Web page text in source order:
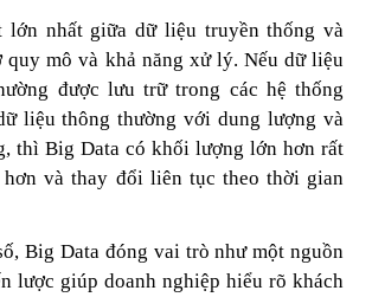
lớn nhất giữa dữ liệu truyền thống và
quy mô và khả năng xử lý. Nếu dữ liệu
được lưu trữ trong các hệ thống
liệu thông thường với dung lượng và
thì Big Data có khối lượng lớn hơn rất
hơn và thay đổi liên tục theo thời gian
Big Data đóng vai trò như một nguồn
lược giúp doanh nghiệp hiểu rõ khách